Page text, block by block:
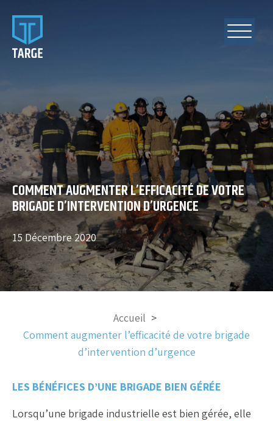
COMMENT AUGMENTER L’EFFICACITÉ DE VOTRE
BRIGADE D’INTERVENTION D’URGENCE
15 Décembre 2020
Accueil
Comment augmenter l’efficacité de votre brigade
d’intervention d’urgence
LES BÉNÉFICES D’UNE BRIGADE BIEN GÉRÉE
Lorsqu’une brigade industrielle est bien gérée, elle